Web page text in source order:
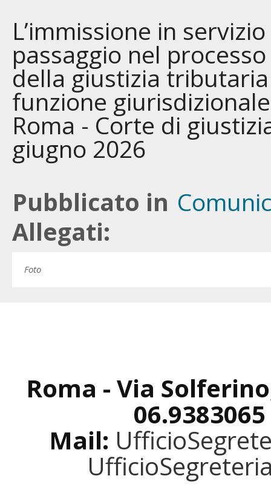
L’immissione in
passaggio nel
della giustizia
funzione
Roma - Corte di
giugno 2026
Pubblicato in
Allegati:
Foto
Roma - Via
Mail: